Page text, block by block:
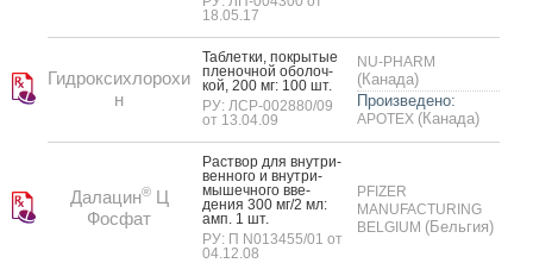
18.05.17
Гидроксихлорохи
н
Таб­летки, пок­ры­тые
пле­ноч­ной обо­лоч­
кой, 200 мг: 100 шт.
РУ: ЛСР-002880/09
от 13.04.09
NU-PHARM
(Канада)
Произведено:
APOTEX (Канада)
Далацин®Ц
Фосфат
Рас­твор для внут­ри­
вен­но­го и внут­ри­
мышеч­но­го вве­
дения 300 мг/2 мл:
амп. 1 шт.
РУ: П N013455/01 от
04.12.08
PFIZER
MANUFACTURING
BELGIUM (Бельгия)